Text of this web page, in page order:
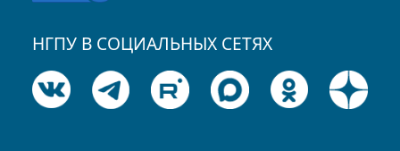
НГПУ В СОЦИАЛЬНЫХ СЕТЯХ